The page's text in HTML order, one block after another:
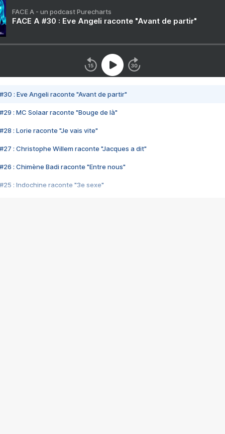
FACE A - un podcast Purecharts
FACE A #30 : Eve Angeli raconte "Avant de partir"
#30 : Eve Angeli raconte "Avant de partir"
#29 : MC Solaar raconte "Bouge de là"
#28 : Lorie raconte "Je vais vite"
#27 : Christophe Willem raconte "Jacques a dit"
#26 : Chimène Badi raconte "Entre nous"
#25 : Indochine raconte "3e sexe"